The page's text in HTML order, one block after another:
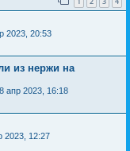
2023, 20:53
из нержи на
апр 2023, 16:18
2023, 12:27